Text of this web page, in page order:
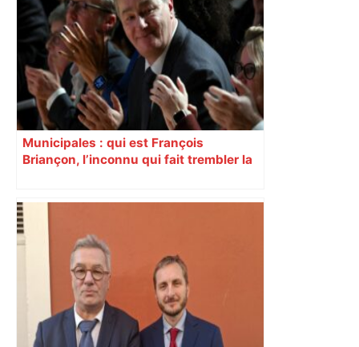
Municipales : qui est François
Briançon, l’inconnu qui fait trembler la